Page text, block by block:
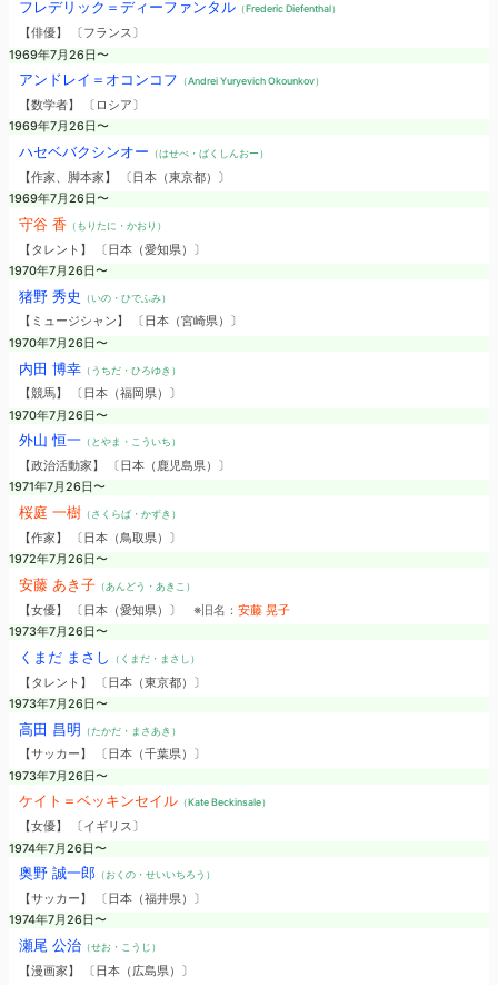
フレデリック＝ディーファンタル（Frederic Diefenthal）
【俳優】 〔フランス〕
1969年7月26日〜
アンドレイ＝オコンコフ （Andrei Yuryevich Okounkov）
【数学者】 〔ロシア〕
1969年7月26日〜
ハセベバクシンオー （はせべ・ばくしんおー）
【作家、脚本家】 〔日本（東京都）〕
1969年7月26日〜
守谷 香 （もりたに・かおり）
【タレント】 〔日本（愛知県）〕
1970年7月26日〜
猪野 秀史 （いの・ひでふみ）
【ミュージシャン】 〔日本（宮崎県）〕
1970年7月26日〜
内田 博幸（うちだ・ひろゆき）
【競馬】 〔日本（福岡県）〕
1970年7月26日〜
外山 恒一（とやま・こういち）
【政治活動家】 〔日本（鹿児島県）〕
1971年7月26日〜
桜庭 一樹（さくらば・かずき）
【作家】 〔日本（鳥取県）〕
1972年7月26日〜
安藤 あき子（あんどう・あきこ）
【女優】 〔日本（愛知県）〕 ※旧名： 安藤 晃子
1973年7月26日〜
くまだ まさし （くまだ・まさし）
【タレント】 〔日本（東京都）〕
1973年7月26日〜
高田 昌明 （たかだ・まさあき）
【サッカー】 〔日本（千葉県）〕
1973年7月26日〜
ケイト＝ベッキンセイル（Kate Beckinsale）
【女優】 〔イギリス〕
1974年7月26日〜
奥野 誠一郎（おくの・せいいちろう）
【サッカー】 〔日本（福井県）〕
1974年7月26日〜
瀬尾 公治（せお・こうじ）
【漫画家】 〔日本（広島県）〕